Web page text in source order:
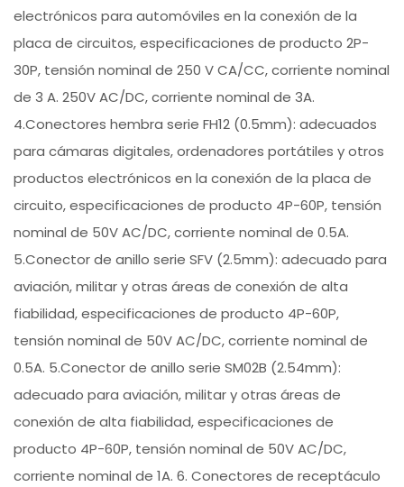
electrónicos para automóviles en la conexión de la
placa de circuitos, especificaciones de producto 2P-
30P, tensión nominal de 250 V CA/CC, corriente nominal
de 3 A. 250V AC/DC, corriente nominal de 3A.
4.Conectores hembra serie FH12 (0.5mm): adecuados
para cámaras digitales, ordenadores portátiles y otros
productos electrónicos en la conexión de la placa de
circuito, especificaciones de producto 4P-60P, tensión
nominal de 50V AC/DC, corriente nominal de 0.5A.
5.Conector de anillo serie SFV (2.5mm): adecuado para
aviación, militar y otras áreas de conexión de alta
fiabilidad, especificaciones de producto 4P-60P,
tensión nominal de 50V AC/DC, corriente nominal de
0.5A. 5.Conector de anillo serie SM02B (2.54mm):
adecuado para aviación, militar y otras áreas de
conexión de alta fiabilidad, especificaciones de
producto 4P-60P, tensión nominal de 50V AC/DC,
corriente nominal de 1A. 6. Conectores de receptáculo